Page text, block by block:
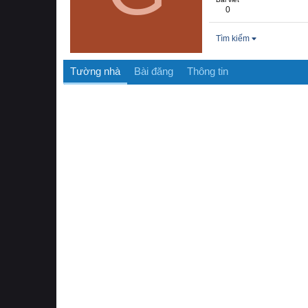
0
Tìm kiếm
Tường nhà Bài đăng Thông tin